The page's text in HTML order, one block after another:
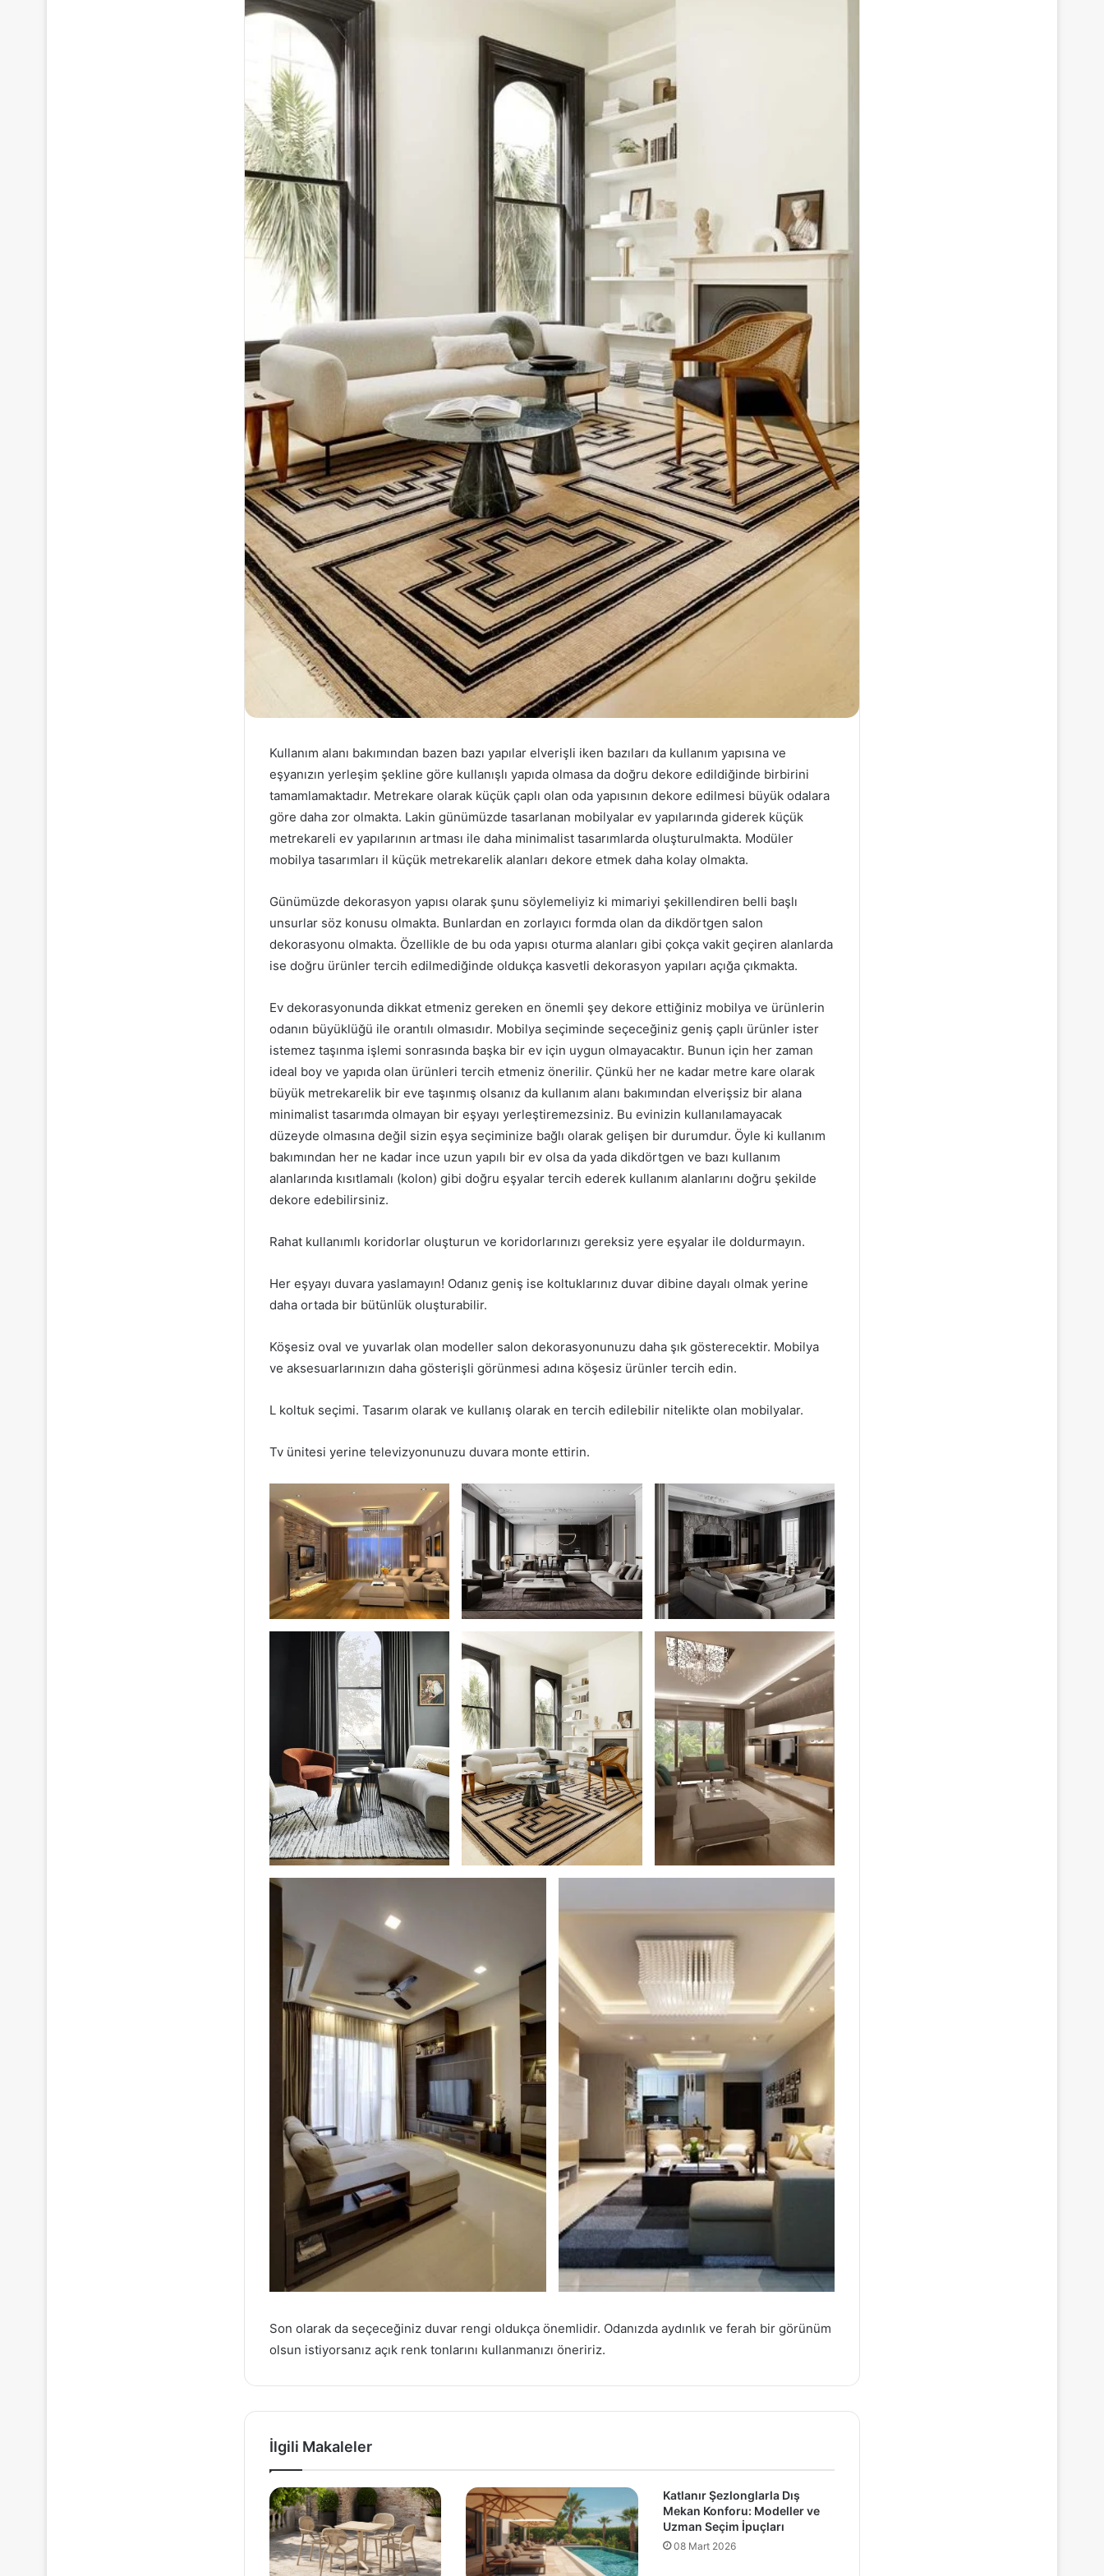
Kullanım alanı bakımından bazen bazı yapılar elverişli iken bazıları da kullanım yapısına ve
eşyanızın yerleşim şekline göre kullanışlı yapıda olmasa da doğru dekore edildiğinde birbirini
tamamlamaktadır. Metrekare olarak küçük çaplı olan oda yapısının dekore edilmesi büyük odalara
göre daha zor olmakta. Lakin günümüzde tasarlanan mobilyalar ev yapılarında giderek küçük
metrekareli ev yapılarının artması ile daha minimalist tasarımlarda oluşturulmakta. Modüler
mobilya tasarımları il küçük metrekarelik alanları dekore etmek daha kolay olmakta.
Günümüzde dekorasyon yapısı olarak şunu söylemeliyiz ki mimariyi şekillendiren belli başlı
unsurlar söz konusu olmakta. Bunlardan en zorlayıcı formda olan da dikdörtgen salon
dekorasyonu olmakta. Özellikle de bu oda yapısı oturma alanları gibi çokça vakit geçiren alanlarda
ise doğru ürünler tercih edilmediğinde oldukça kasvetli dekorasyon yapıları açığa çıkmakta.
Ev dekorasyonunda dikkat etmeniz gereken en önemli şey dekore ettiğiniz mobilya ve ürünlerin
odanın büyüklüğü ile orantılı olmasıdır. Mobilya seçiminde seçeceğiniz geniş çaplı ürünler ister
istemez taşınma işlemi sonrasında başka bir ev için uygun olmayacaktır. Bunun için her zaman
ideal boy ve yapıda olan ürünleri tercih etmeniz önerilir. Çünkü her ne kadar metre kare olarak
büyük metrekarelik bir eve taşınmış olsanız da kullanım alanı bakımından elverişsiz bir alana
minimalist tasarımda olmayan bir eşyayı yerleştiremezsiniz. Bu evinizin kullanılamayacak
düzeyde olmasına değil sizin eşya seçiminize bağlı olarak gelişen bir durumdur. Öyle ki kullanım
bakımından her ne kadar ince uzun yapılı bir ev olsa da yada dikdörtgen ve bazı kullanım
alanlarında kısıtlamalı (kolon) gibi doğru eşyalar tercih ederek kullanım alanlarını doğru şekilde
dekore edebilirsiniz.
Rahat kullanımlı koridorlar oluşturun ve koridorlarınızı gereksiz yere eşyalar ile doldurmayın.
Her eşyayı duvara yaslamayın! Odanız geniş ise koltuklarınız duvar dibine dayalı olmak yerine
daha ortada bir bütünlük oluşturabilir.
Köşesiz oval ve yuvarlak olan modeller salon dekorasyonunuzu daha şık gösterecektir. Mobilya
ve aksesuarlarınızın daha gösterişli görünmesi adına köşesiz ürünler tercih edin.
L koltuk seçimi. Tasarım olarak ve kullanış olarak en tercih edilebilir nitelikte olan mobilyalar.
Tv ünitesi yerine televizyonunuzu duvara monte ettirin.
Son olarak da seçeceğiniz duvar rengi oldukça önemlidir. Odanızda aydınlık ve ferah bir görünüm
olsun istiyorsanız açık renk tonlarını kullanmanızı öneririz.
İlgili Makaleler
Katlanır Şezlonglarla Dış
Mekan Konforu: Modeller ve
Uzman Seçim İpuçları
08 Mart 2026